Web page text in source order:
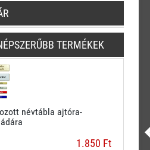
TERMÉKEK
névtábla ajtóra-
1.850 Ft